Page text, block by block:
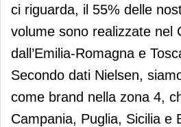
ci riguarda, il 55% delle
volume sono realizzate nel
dall’Emilia-Romagna e
Secondo dati Nielsen,
come brand nella zona 4,
Campania, Puglia, Sicilia e